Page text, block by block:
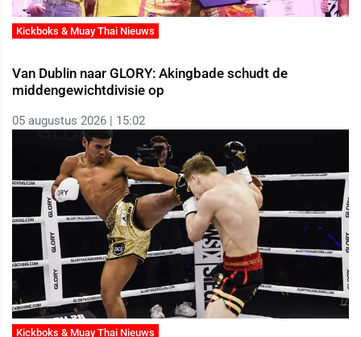
Kickboks & Muay Thai Nieuws
Van Dublin naar GLORY: Akingbade schudt de
middengewichtdivisie op
05 augustus 2026 | 15:02
Kickboks & Muay Thai Nieuws